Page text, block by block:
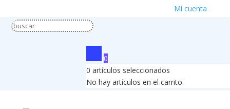
Mi cuenta
0
0 artículos seleccionados
No hay artículos en el carrito.